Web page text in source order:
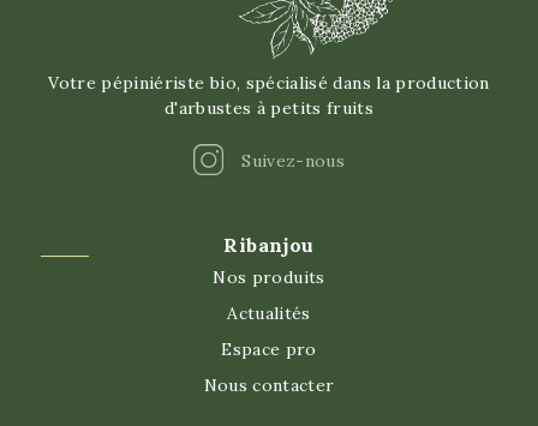
Votre pépiniériste bio, spécialisé dans la production
d'arbustes à petits fruits
Suivez-nous
Instagram
Ribanjou
Nos produits
Actualités
Espace pro
Nous contacter